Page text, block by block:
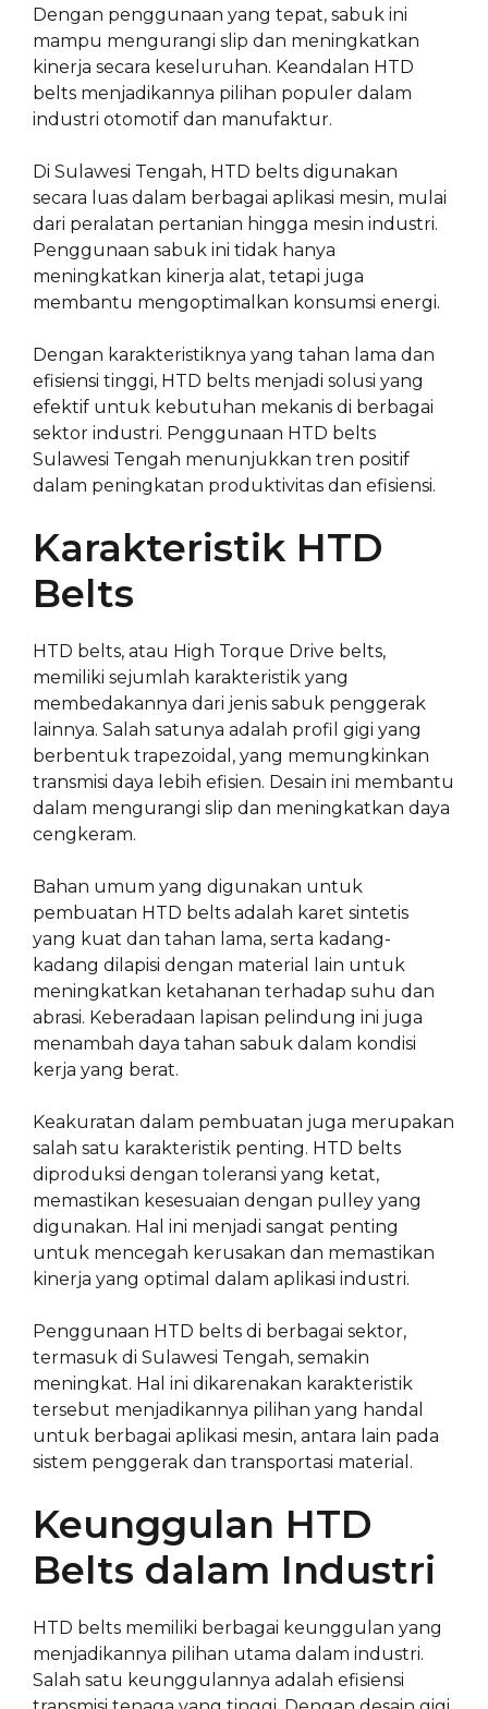
Dengan penggunaan yang tepat, sabuk ini
mampu mengurangi slip dan meningkatkan
kinerja secara keseluruhan. Keandalan HTD
belts menjadikannya pilihan populer dalam
industri otomotif dan manufaktur.
Di Sulawesi Tengah, HTD belts digunakan
secara luas dalam berbagai aplikasi mesin, mulai
dari peralatan pertanian hingga mesin industri.
Penggunaan sabuk ini tidak hanya
meningkatkan kinerja alat, tetapi juga
membantu mengoptimalkan konsumsi energi.
Dengan karakteristiknya yang tahan lama dan
efisiensi tinggi, HTD belts menjadi solusi yang
efektif untuk kebutuhan mekanis di berbagai
sektor industri. Penggunaan HTD belts
Sulawesi Tengah menunjukkan tren positif
dalam peningkatan produktivitas dan efisiensi.
Karakteristik HTD
Belts
HTD belts, atau High Torque Drive belts,
memiliki sejumlah karakteristik yang
membedakannya dari jenis sabuk penggerak
lainnya. Salah satunya adalah profil gigi yang
berbentuk trapezoidal, yang memungkinkan
transmisi daya lebih efisien. Desain ini membantu
dalam mengurangi slip dan meningkatkan daya
cengkeram.
Bahan umum yang digunakan untuk
pembuatan HTD belts adalah karet sintetis
yang kuat dan tahan lama, serta kadang-
kadang dilapisi dengan material lain untuk
meningkatkan ketahanan terhadap suhu dan
abrasi. Keberadaan lapisan pelindung ini juga
menambah daya tahan sabuk dalam kondisi
kerja yang berat.
Keakuratan dalam pembuatan juga merupakan
salah satu karakteristik penting. HTD belts
diproduksi dengan toleransi yang ketat,
memastikan kesesuaian dengan pulley yang
digunakan. Hal ini menjadi sangat penting
untuk mencegah kerusakan dan memastikan
kinerja yang optimal dalam aplikasi industri.
Penggunaan HTD belts di berbagai sektor,
termasuk di Sulawesi Tengah, semakin
meningkat. Hal ini dikarenakan karakteristik
tersebut menjadikannya pilihan yang handal
untuk berbagai aplikasi mesin, antara lain pada
sistem penggerak dan transportasi material.
Keunggulan HTD
Belts dalam Industri
HTD belts memiliki berbagai keunggulan yang
menjadikannya pilihan utama dalam industri.
Salah satu keunggulannya adalah efisiensi